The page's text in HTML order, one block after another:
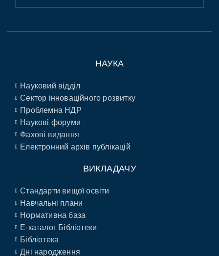
НАУКА
Науковий відділ
Сектор інноваційного розвитку
Проблемна НДР
Наукові форуми
Фахові видання
Електронний архів публікацій
ВИКЛАДАЧУ
Стандарти вищої освіти
Навчальні плани
Нормативна база
E-каталог Бібліотеки
Бібліотека
Дні народження